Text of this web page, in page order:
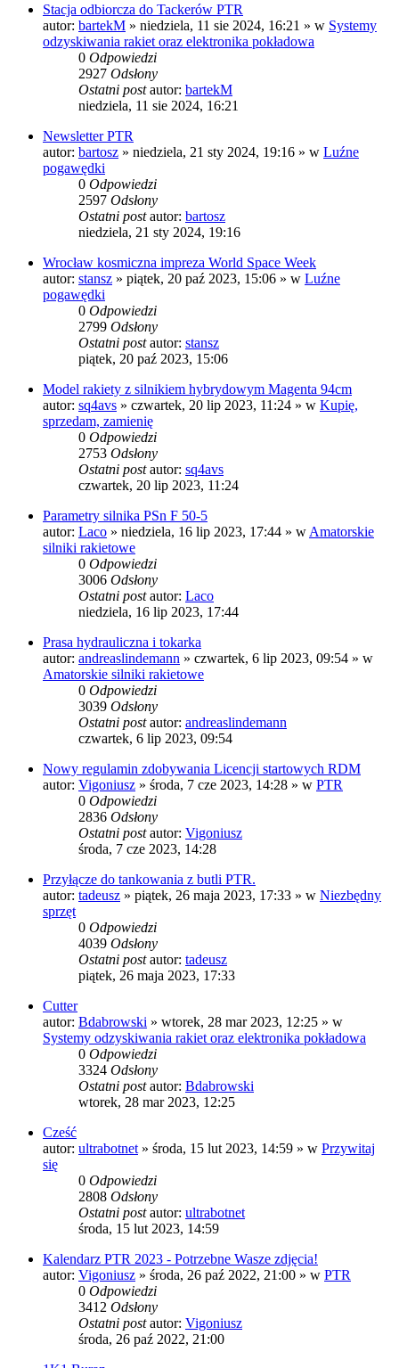
Stacja odbiorcza do Tackerów PTR
autor: bartekM » niedziela, 11 sie 2024, 16:21 » w Systemy
odzyskiwania rakiet oraz elektronika pokładowa
0 Odpowiedzi
2927 Odsłony
Ostatni postautor: bartekM
niedziela, 11 sie 2024, 16:21
Newsletter PTR
autor: bartosz » niedziela, 21 sty 2024, 19:16 » w Luźne
pogawędki
0 Odpowiedzi
2597 Odsłony
Ostatni postautor: bartosz
niedziela, 21 sty 2024, 19:16
Wrocław kosmiczna impreza World Space Week
autor: stansz » piątek, 20 paź 2023, 15:06 » w Luźne
pogawędki
0 Odpowiedzi
2799 Odsłony
Ostatni postautor: stansz
piątek, 20 paź 2023, 15:06
Model rakiety z silnikiem hybrydowym Magenta 94cm
autor: sq4avs » czwartek, 20 lip 2023, 11:24 » w Kupię,
sprzedam, zamienię
0 Odpowiedzi
2753 Odsłony
Ostatni postautor: sq4avs
czwartek, 20 lip 2023, 11:24
Parametry silnika PSn F 50-5
autor: Laco » niedziela, 16 lip 2023, 17:44 » w Amatorskie
silniki rakietowe
0 Odpowiedzi
3006 Odsłony
Ostatni postautor: Laco
niedziela, 16 lip 2023, 17:44
Prasa hydrauliczna i tokarka
autor: andreaslindemann » czwartek, 6 lip 2023, 09:54 » w
Amatorskie silniki rakietowe
0 Odpowiedzi
3039 Odsłony
Ostatni postautor: andreaslindemann
czwartek, 6 lip 2023, 09:54
Nowy regulamin zdobywania Licencji startowych RDM
autor: Vigoniusz » środa, 7 cze 2023, 14:28 » w PTR
0 Odpowiedzi
2836 Odsłony
Ostatni postautor: Vigoniusz
środa, 7 cze 2023, 14:28
Przyłącze do tankowania z butli PTR.
autor: tadeusz » piątek, 26 maja 2023, 17:33 » w Niezbędny
sprzęt
0 Odpowiedzi
4039 Odsłony
Ostatni postautor: tadeusz
piątek, 26 maja 2023, 17:33
Cutter
autor: Bdabrowski » wtorek, 28 mar 2023, 12:25 » w
Systemy odzyskiwania rakiet oraz elektronika pokładowa
0 Odpowiedzi
3324 Odsłony
Ostatni postautor: Bdabrowski
wtorek, 28 mar 2023, 12:25
Cześć
autor: ultrabotnet » środa, 15 lut 2023, 14:59 » w Przywitaj
się
0 Odpowiedzi
2808 Odsłony
Ostatni postautor: ultrabotnet
środa, 15 lut 2023, 14:59
Kalendarz PTR 2023 - Potrzebne Wasze zdjęcia!
autor: Vigoniusz » środa, 26 paź 2022, 21:00 » w PTR
0 Odpowiedzi
3412 Odsłony
Ostatni postautor: Vigoniusz
środa, 26 paź 2022, 21:00